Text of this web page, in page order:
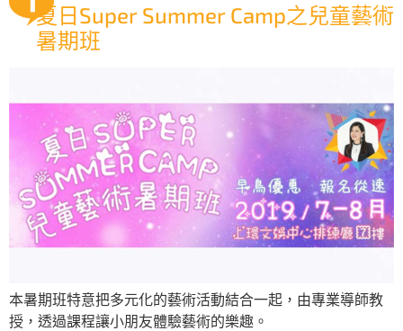
夏日Super Summer Camp之兒童藝術
暑期班
本暑期班特意把多元化的藝術活動結合一起，由專業導師教
授，透過課程讓小朋友體驗藝術的樂趣。